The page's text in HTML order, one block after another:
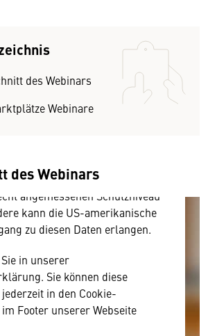
des Webinars
Webinare
des Webinars
Ihre Zustimmung
Ihnen gerne einen externen
Dafür benötigen wir allerdings
da Ihr Browser
keinem dem EU-
angemessenen Schutzniveau
kann die US-amerikanische
zu diesen Daten erlangen.
in unserer
Sie können diese
in den Cookie-
Footer unserer Webseite